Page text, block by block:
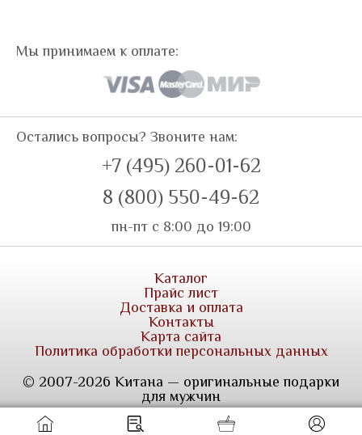
Мы принимаем к оплате:
Остались вопросы? Звоните нам:
+7 (495) 260-01-62
8 (800) 550-49-62
пн-пт с 8:00 до 19:00
Каталог
Прайс лист
Доставка и оплата
Контакты
Карта сайта
Политика обработки персональных данных
© 2007-2026 Китана — оригинальные подарки
для мужчин